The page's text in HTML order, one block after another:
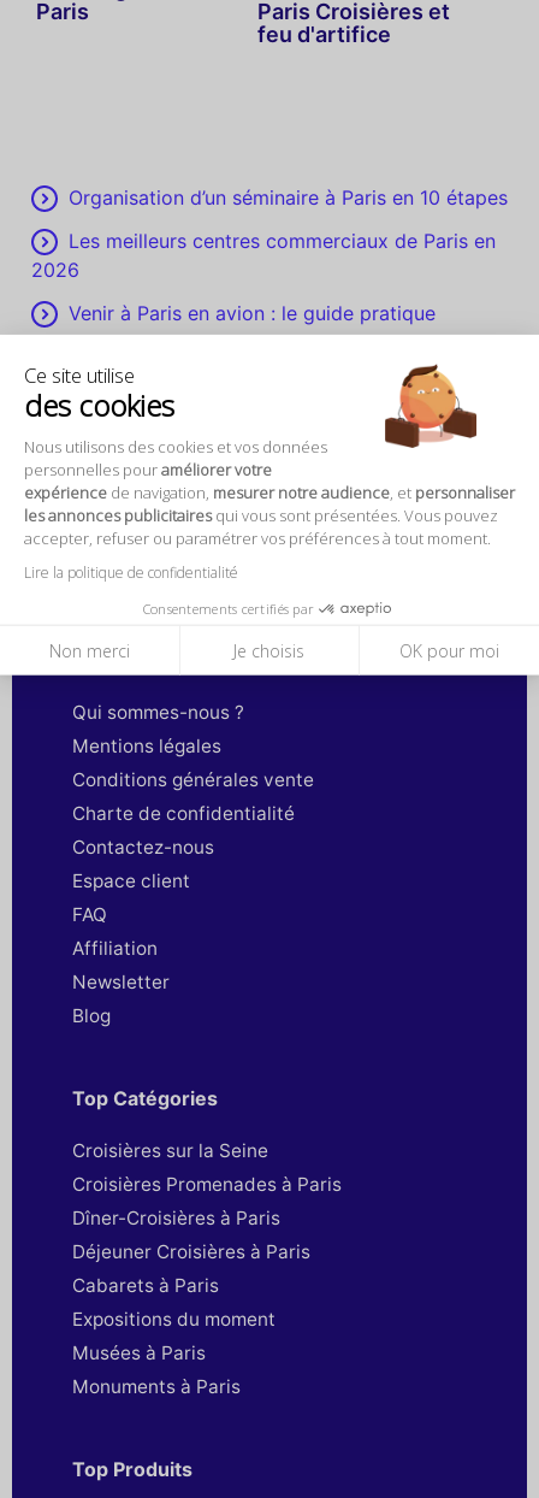
Ce site utilise
des cookies
Nous utilisons des cookies et vos données
personnelles pouraméliorer votre
expérience de navigation, mesurer notre audience , et personnaliser
les annonces publicitairesqui vous sont présentées. Vous pouvez
accepter, refuser ou paramétrer vos préférences à tout moment.
Lire la politique de confidentialité
Consentements certifiés par
Non merci Je choisis OK pour moi
Paris
Paris Croisières et
feu d'artifice
Organisation d’un séminaire à Paris en 10 étapes
Les meilleurs centres commerciaux de Paris en
2026
Venir à Paris en avion : le guide pratique
Louer une voiture à Paris : tout ce que vous
ABONNEZ-VOUS !
A propos
Qui sommes-nous ?
Mentions légales
Conditions générales vente
Charte de confidentialité
Contactez-nous
Espace client
FAQ
Affiliation
Newsletter
Blog
Top Catégories
Croisières sur la Seine
Croisières Promenades à Paris
Dîner-Croisières à Paris
Déjeuner Croisières à Paris
Cabarets à Paris
Expositions du moment
Musées à Paris
Monuments à Paris
Top Produits